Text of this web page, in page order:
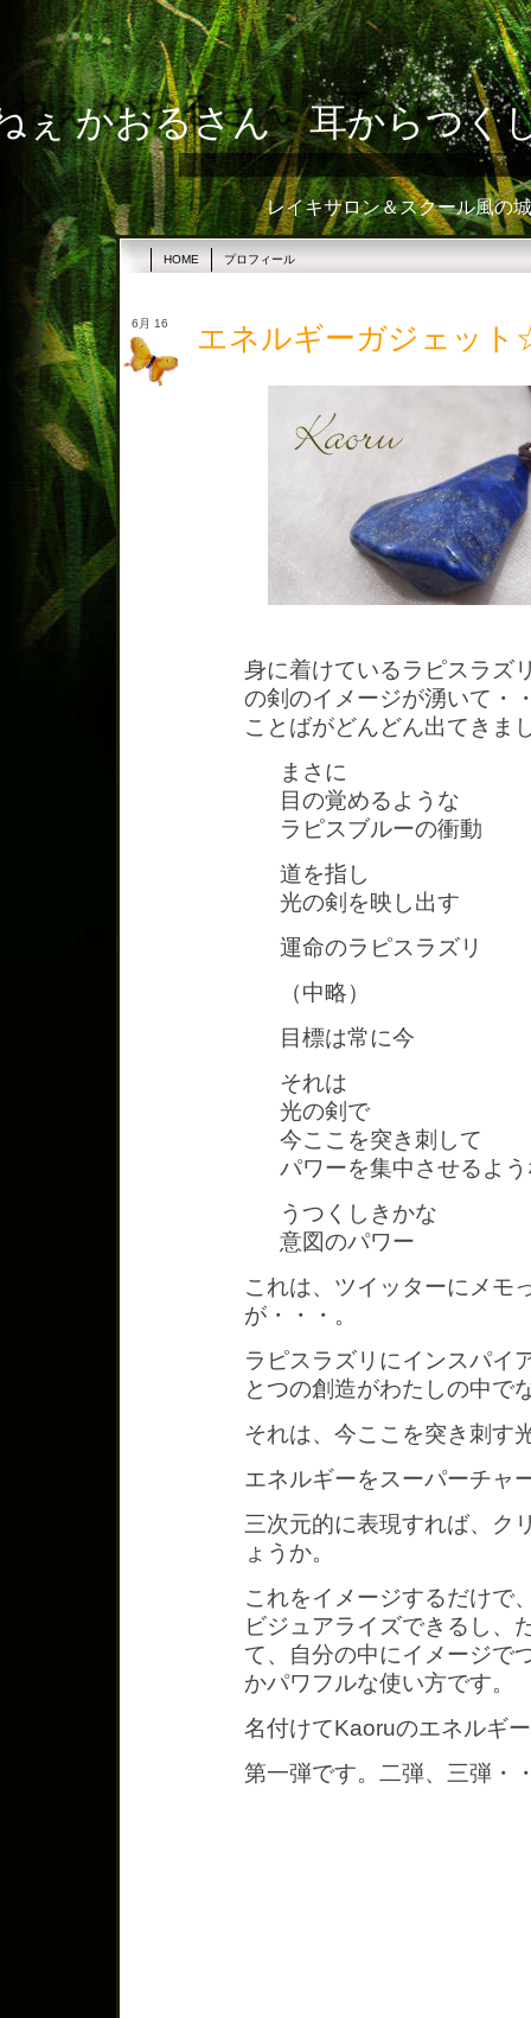
ぇ かおるさん 耳からつく
レイキサロン＆スクール風の
HOME プロフィール
6月 16 エネルギーガジェッ
身に着けているラピスラズ
の剣のイメージが湧いて・
ことばがどんどん出てきま
まさに
目の覚めるような
ラピスブルーの衝動
道を指し
光の剣を映し出す
運命のラピスラズリ
（中略）
目標は常に今
それは
光の剣で
今ここを突き刺して
パワーを集中させるよ
うつくしきかな
意図のパワー
これは、ツイッターにメモ
が・・・。
ラピスラズリにインスパイ
とつの創造がわたしの中で
それは、今ここを突き刺す
エネルギーをスーパーチャ
三次元的に表現すれば、ク
ょうか。
これをイメージするだけで
ビジュアライズできるし、
て、自分の中にイメージで
かパワフルな使い方です。
名付けてKaoruのエネルギ
第一弾です。二弾、三弾・